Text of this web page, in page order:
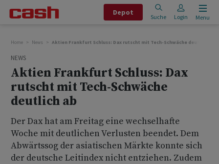
Depot
Suche Login Menu
Home News Aktien Frankfurt Schluss: Dax rutscht mit Tech-Schwäche deutlich ab
NEWS
Aktien Frankfurt Schluss: Dax
rutscht mit Tech-Schwäche
deutlich ab
Der Dax hat am Freitag eine wechselhafte
Woche mit deutlichen Verlusten beendet. Dem
Abwärtssog der asiatischen Märkte konnte sich
der deutsche Leitindex nicht entziehen. Zudem